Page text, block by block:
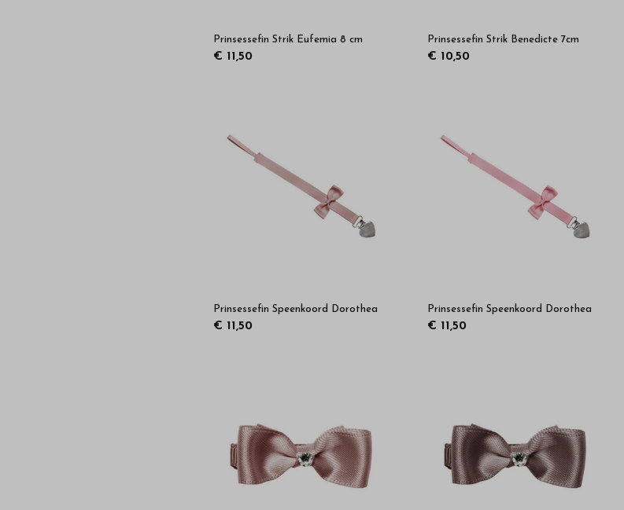
Prinsessefin Strik Eufemia 8 cm
€ 11,50
Prinsessefin Strik Benedicte 7cm
€ 10,50
Prinsessefin Speenkoord Dorothea
€ 11,50
Prinsessefin Speenkoord Dorothea
€ 11,50